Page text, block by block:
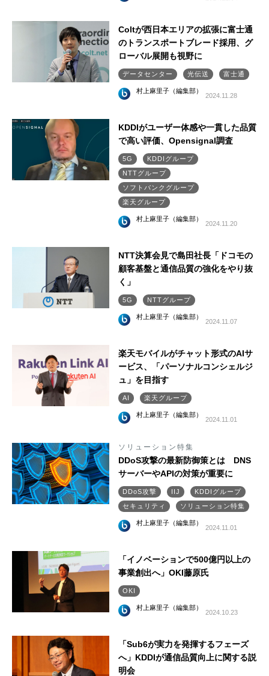
Coltが西日本エリアの拡張に富士通
のトランスポートブレード採用、グ
ローバル展開も視野に
データセンター 光伝送 富士通
村上麻里子（編集部）
2024.11.28
KDDIがユーザー体感や一貫した品質
で高い評価、Opensignal調査
5G
KDDIグループ
NTTグループ
ソフトバンクグループ
楽天グループ
村上麻里子（編集部）
2024.11.20
NTT決算会見で島田社長「ドコモの
顧客基盤と通信品質の強化をやり抜
く」
5G NTTグループ
村上麻里子（編集部）
2024.11.07
楽天モバイルがチャット形式のAIサ
ービス、「パーソナルコンシェルジ
ュ」を目指す
AI 楽天グループ
村上麻里子（編集部）
2024.11.01
ソリューション特集
DDoS攻撃の最新防御策とは DNS
サーバーやAPIの対策が重要に
DDoS攻撃 IIJ
KDDIグループ
セキュリティ
ソリューション特集
村上麻里子（編集部）
2024.11.01
「イノベーションで500億円以上の
事業創出へ」OKI藤原氏
OKI
村上麻里子（編集部）
2024.10.23
「Sub6が実力を発揮するフェーズ
へ」KDDIが通信品質向上に関する説
明会